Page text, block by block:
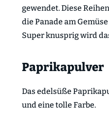
gewendet. Diese
die Panade am
Super knusprig wird
Paprikapulver
Das edelsüße
und eine tolle Farbe.